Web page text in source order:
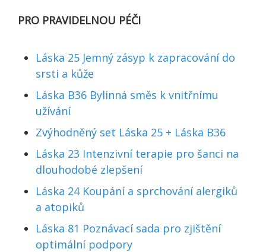
PRO PRAVIDELNOU PÉČI
Láska 25 Jemný zásyp k zapracování do
srsti a kůže
Láska B36 Bylinná směs k vnitřnímu
užívání
Zvýhodněný set Láska 25 + Láska B36
Láska 23 Intenzivní terapie pro šanci na
dlouhodobé zlepšení
Láska 24 Koupání a sprchování alergiků
a atopiků
Láska 81 Poznávací sada pro zjištění
optimální podpory